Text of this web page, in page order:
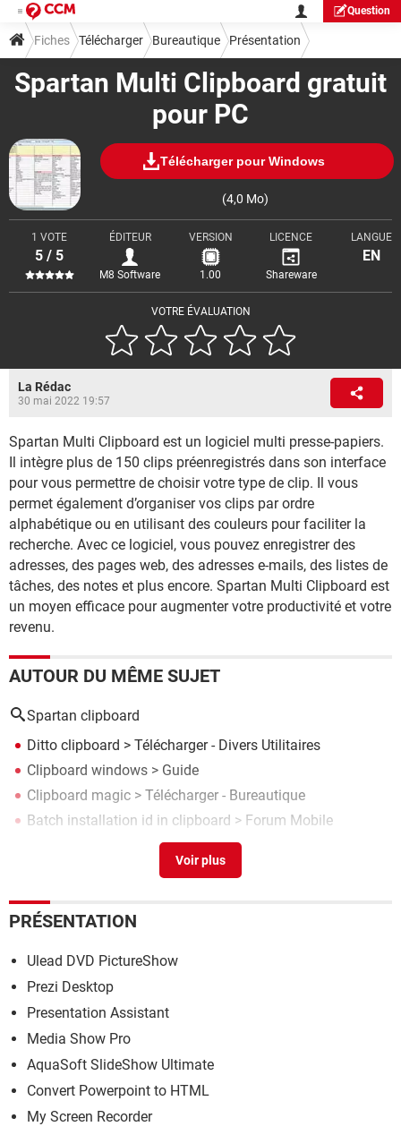
Question
Spartan Multi Clipboard gratuit
pour PC
Télécharger pour Windows
(4,0 Mo)
VOTRE ÉVALUATION
1 VOTE
5 / 5
ÉDITEUR
M8 Software
VERSION
1.00
LICENCE
Shareware
LANGUE
EN
Fiches Télécharger Bureautique Présentation
La Rédac
30 mai 2022 19:57
Spartan Multi Clipboard est un logiciel multi presse-papiers.
Il intègre plus de 150 clips préenregistrés dans son interface
pour vous permettre de choisir votre type de clip. Il vous
permet également d’organiser vos clips par ordre
alphabétique ou en utilisant des couleurs pour faciliter la
recherche. Avec ce logiciel, vous pouvez enregistrer des
adresses, des pages web, des adresses e-mails, des listes de
tâches, des notes et plus encore. Spartan Multi Clipboard est
un moyen efficace pour augmenter votre productivité et votre
revenu.
AUTOUR DU MÊME SUJET
Spartan clipboard
Ditto clipboard > Télécharger - Divers Utilitaires
Clipboard windows > Guide
Clipboard magic > Télécharger - Bureautique
Batch installation id in clipboard > Forum Mobile
> Télécharger - Utilitaires
PRÉSENTATION
Ulead DVD PictureShow
Prezi Desktop
Presentation Assistant
Media Show Pro
AquaSoft SlideShow Ultimate
Convert Powerpoint to HTML
My Screen Recorder